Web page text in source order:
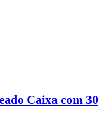
Caixa com 30